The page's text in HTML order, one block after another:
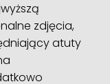
zdjęcia,
atuty